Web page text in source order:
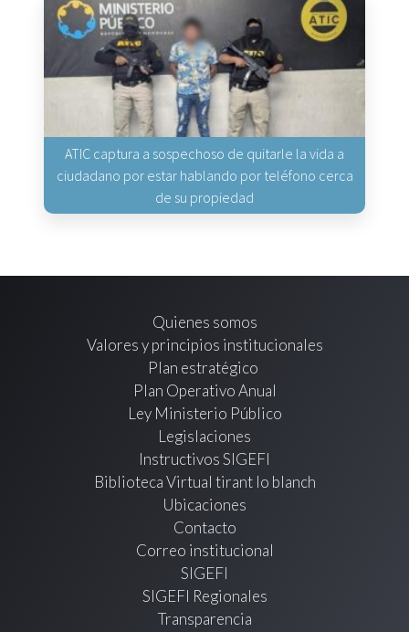
ATIC captura a sospechoso de quitarle la vida a
ciudadano por estar hablando por teléfono cerca
de su propiedad
Quienes somos
Valores y principios institucionales
Plan estratégico
Plan Operativo Anual
Ley Ministerio Público
Legislaciones
Instructivos SIGEFI
Biblioteca Virtual tirant lo blanch
Ubicaciones
Contacto
Correo institucional
SIGEFI
SIGEFI Regionales
Transparencia